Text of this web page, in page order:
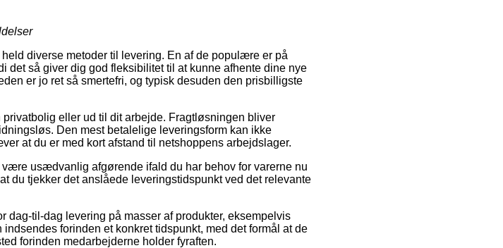
diverse metoder til levering. En af de populære er på
det så giver dig god fleksibilitet til at kunne afhente dine nye
er jo ret så smertefri, og typisk desuden den prisbilligste
eller ud til dit arbejde. Fragtløsningen bliver
Den mest betalelige leveringsform kan ikke
at du er med kort afstand til netshoppens arbejdslager.
usædvanlig afgørende ifald du har behov for varerne nu
du tjekker det anslåede leveringstidspunkt ved det relevante
dag-til-dag levering på masser af produkter, eksempelvis
forinden et konkret tidspunkt, med det formål at de
forinden medarbejderne holder fyraften.